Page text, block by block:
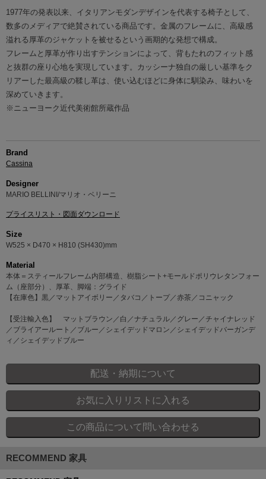
1977年の発表以来、イタリアンモダンデザインを代表する椅子として、
数多のメディアで絶賛されている商品です。金属のフレームに、高級感
溢れる厚革のジャケットを被せるという画期的な発想で構成。
フレームと厚革が作り出すテンションによって、背もたれのフィット感
と抜群の座り心地を実現しています。カッシーナ独自の厳しい基準をク
リアーした最高級の鞣し革は、使い込むほどに身体に馴染み、味わいを
深めていきます。
※ニューヨーク近代美術館所蔵作品
Brand
Cassina
Designer
MARIO BELLINI/マリオ・ベリーニ
プライスリスト・図面ダウンロード
Size
W525 × D470 × H810 (SH430)mm
Material
本体＝スティールフレーム内部構造、樹脂シート+モールドポリウレタンフォー
ム（座部分）、厚革、脚端：グライド
【在庫色】黒／マットアイボリー／タバコ／トープ／赤茶／コニャック
【受注輸入色】 マットブラウン／白／ナチュラル／グレー／チャイナレッド
／ブライアールート／ブルー／シェイデッドマロン／シェイデッドバーガンデ
ィ／シェイデッドブルー
RECOMMEND 家具